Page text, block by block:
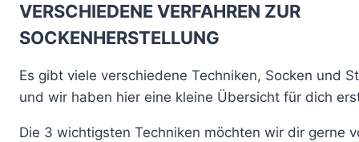
VERSCHIEDENE VERFAHREN ZUR
SOCKENHERSTELLUNG
Es gibt viele verschiedene Techniken, Socken und
und wir haben hier eine kleine Übersicht für dich
Die 3 wichtigsten Techniken möchten wir dir gerne